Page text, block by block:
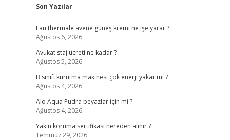
Sidebar
Son Yazılar
Eau thermale avene güneş kremi ne işe yarar ?
Ağustos 6, 2026
Avukat staj ücreti ne kadar ?
Ağustos 5, 2026
B sınıfı kurutma makinesi çok enerji yakar mı ?
Ağustos 4, 2026
Alo Aqua Pudra beyazlar için mi ?
Ağustos 4, 2026
Yakın koruma sertifikası nereden alınır ?
Temmuz 29, 2026